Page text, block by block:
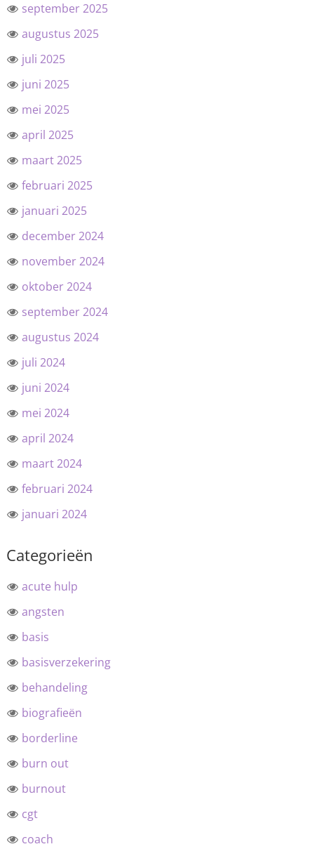
september 2025
augustus 2025
juli 2025
juni 2025
mei 2025
april 2025
maart 2025
februari 2025
januari 2025
december 2024
november 2024
oktober 2024
september 2024
augustus 2024
juli 2024
juni 2024
mei 2024
april 2024
maart 2024
februari 2024
januari 2024
Categorieën
acute hulp
angsten
basis
basisverzekering
behandeling
biografieën
borderline
burn out
burnout
cgt
coach